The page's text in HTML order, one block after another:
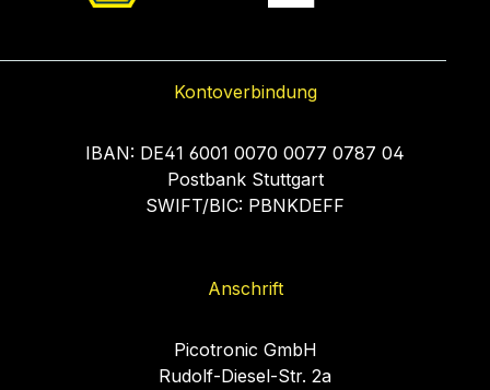
Kontoverbindung
IBAN: DE41 6001 0070 0077 0787 04
Postbank Stuttgart
SWIFT/BIC: PBNKDEFF
Anschrift
Picotronic GmbH
Rudolf-Diesel-Str. 2a